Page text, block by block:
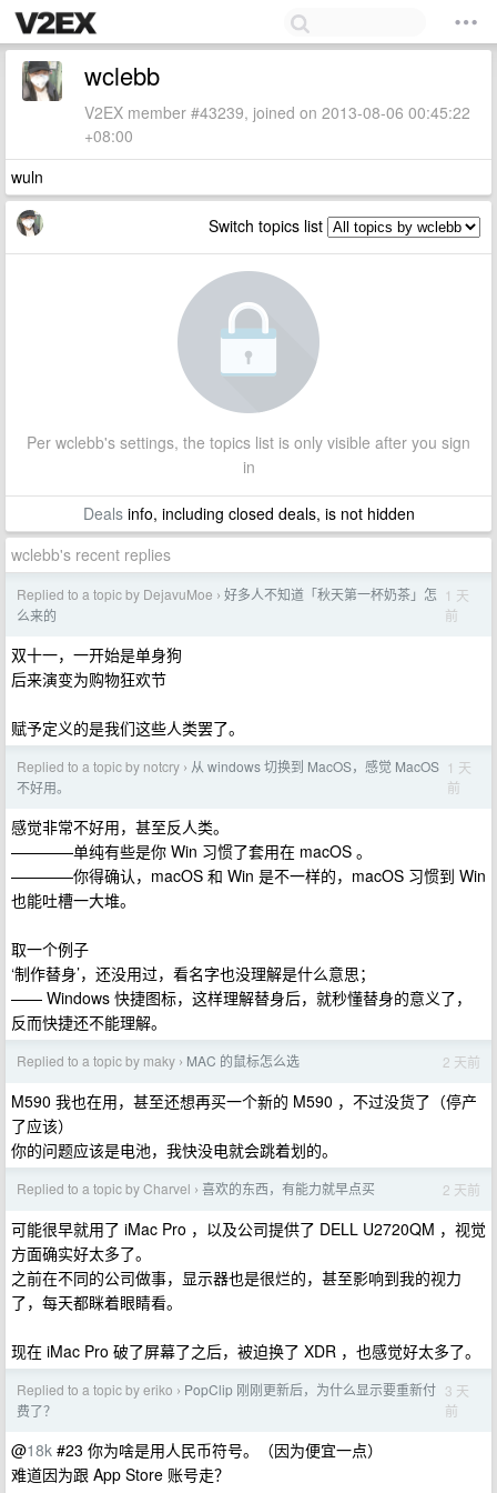
wclebb
V2EX member #43239, joined on 2013-08-06 00:45:22
+08:00
wuln
Switch topics list
Per wclebb's settings, the topics list is only visible after you sign
in
Dealsinfo, including closed deals, is not hidden
wclebb's recent replies
Replied to a topic by DejavuMoe › 好多人不知道「秋天第一杯奶茶」怎
么来的
1 天
前
双十一，一开始是单身狗
后来演变为购物狂欢节
赋予定义的是我们这些人类罢了。
Replied to a topic by notcry › 从 windows 切换到 MacOS，感觉 MacOS
不好用。
1 天
前
感觉非常不好用，甚至反人类。
————单纯有些是你 Win 习惯了套用在 macOS 。
————你得确认，macOS 和 Win 是不一样的，macOS 习惯到 Win
也能吐槽一大堆。
取一个例子
‘制作替身’，还没用过，看名字也没理解是什么意思；
—— Windows 快捷图标，这样理解替身后，就秒懂替身的意义了，
反而快捷还不能理解。
Replied to a topic by maky › MAC 的鼠标怎么选 2 天前
M590 我也在用，甚至还想再买一个新的 M590 ，不过没货了（停产
了应该）
你的问题应该是电池，我快没电就会跳着划的。
Replied to a topic by Charvel › 喜欢的东西，有能力就早点买 2 天前
可能很早就用了 iMac Pro ，以及公司提供了 DELL U2720QM ，视觉
方面确实好太多了。
之前在不同的公司做事，显示器也是很烂的，甚至影响到我的视力
了，每天都眯着眼睛看。
现在 iMac Pro 破了屏幕了之后，被迫换了 XDR ，也感觉好太多了。
Replied to a topic by eriko › PopClip 刚刚更新后，为什么显示要重新付
费了？
3 天
前
@18k #23 你为啥是用人民币符号。（因为便宜一点）
难道因为跟 App Store 账号走？